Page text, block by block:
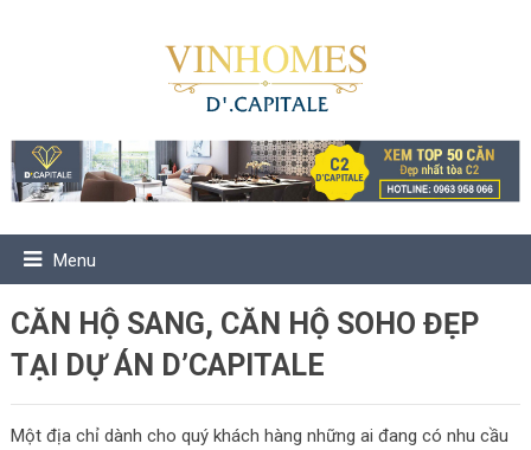
Menu
CĂN HỘ SANG, CĂN HỘ SOHO ĐẸP
TẠI DỰ ÁN D’CAPITALE
Một địa chỉ dành cho quý khách hàng những ai đang có nhu cầu